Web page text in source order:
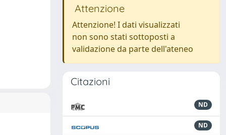
Attenzione
Attenzione! I dati visualizzati
non sono stati sottoposti a
validazione da parte dell'ateneo
Citazioni
ND
ND